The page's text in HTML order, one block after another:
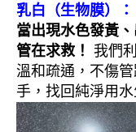
乳白（生物膜）：
當出現水色發黃
管在求救！
我們
溫和疏通，不傷
手，找回純淨用水